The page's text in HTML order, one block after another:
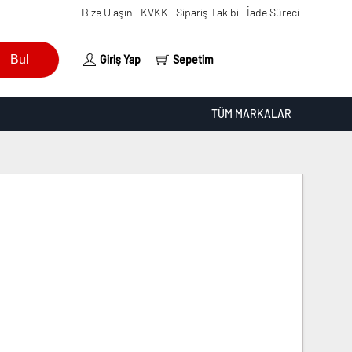
Bize Ulaşın KVKK Sipariş Takibi İade Süreci
Bul Giriş Yap Sepetim
TÜM MARKALAR